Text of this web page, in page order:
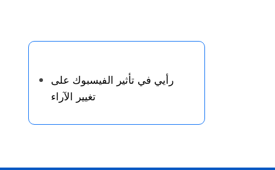
رأيي في تأثير الفيسبوك على
تغيير الآراء